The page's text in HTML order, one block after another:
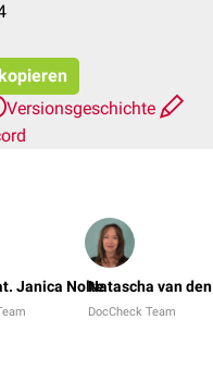
Versionsgeschichte
Janica NolteNatascha van
DocCheck Team